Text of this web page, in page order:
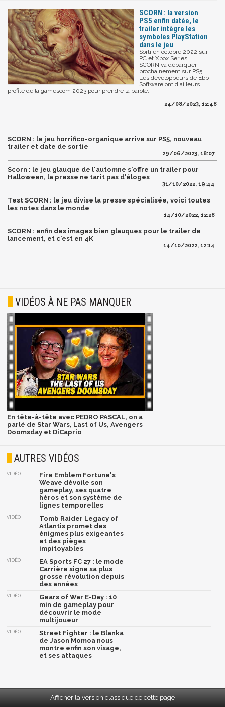
SCORN : la version
PS5 enfin datée, le
trailer intègre les
symboles PlayStation
dans le jeu
Sorti en octobre 2022 sur
PC et Xbox Series,
SCORN va débarquer
prochainement sur PS5.
Les développeurs de Ebb
Software ont d'ailleurs
profité de la gamescom 2023 pour prendre la parole.
24/08/2023, 12:48
SCORN : le jeu horrifico-organique arrive sur PS5, nouveau
trailer et date de sortie
29/06/2023, 18:07
Scorn : le jeu glauque de l'automne s'offre un trailer pour
Halloween, la presse ne tarit pas d'éloges
31/10/2022, 19:44
Test SCORN : le jeu divise la presse spécialisée, voici toutes
les notes dans le monde
14/10/2022, 12:28
SCORN : enfin des images bien glauques pour le trailer de
lancement, et c'est en 4K
14/10/2022, 12:14
VIDÉOS À NE PAS MANQUER
En tête-à-tête avec PEDRO PASCAL, on a
parlé de Star Wars, Last of Us, Avengers
Doomsday et DiCaprio
AUTRES VIDÉOS
VIDÉO
Fire Emblem Fortune's
Weave dévoile son
gameplay, ses quatre
héros et son système de
lignes temporelles
VIDÉO
Tomb Raider Legacy of
Atlantis promet des
énigmes plus exigeantes
et des pièges
impitoyables
VIDÉO
EA Sports FC 27 : le mode
Carrière signe sa plus
grosse révolution depuis
des années
VIDÉO
Gears of War E-Day : 10
min de gameplay pour
découvrir le mode
multijoueur
VIDÉO
Street Fighter : le Blanka
de Jason Momoa nous
montre enfin son visage,
et ses attaques
Afficher la version classique de cette page